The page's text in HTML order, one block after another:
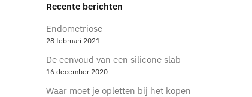
Recente berichten
Endometriose
28 februari 2021
De eenvoud van een silicone slab
16 december 2020
Waar moet je opletten bij het kopen